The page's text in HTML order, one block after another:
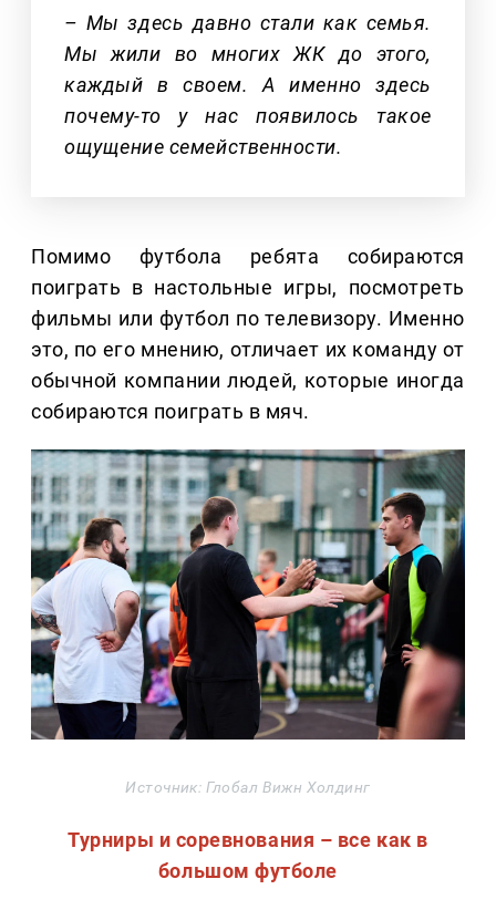
– Мы здесь давно стали как семья.
Мы жили во многих ЖК до этого,
каждый в своем. А именно здесь
почему-то у нас появилось такое
ощущение семейственности.
Помимо футбола ребята собираются
поиграть в настольные игры, посмотреть
фильмы или футбол по телевизору. Именно
это, по его мнению, отличает их команду от
обычной компании людей, которые иногда
собираются поиграть в мяч.
Источник: Глобал Вижн Холдинг
Турниры и соревнования – все как в
большом футболе